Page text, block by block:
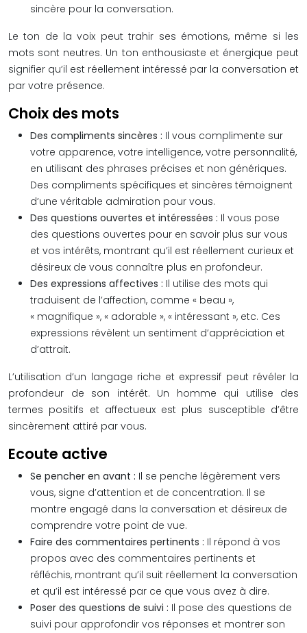
sincère pour la conversation.
Le ton de la voix peut trahir ses émotions, même si les
mots sont neutres. Un ton enthousiaste et énergique peut
signifier qu’il est réellement intéressé par la conversation et
par votre présence.
Choix des mots
Des compliments sincères : Il vous complimente sur
votre apparence, votre intelligence, votre personnalité,
en utilisant des phrases précises et non génériques.
Des compliments spécifiques et sincères témoignent
d’une véritable admiration pour vous.
Des questions ouvertes et intéressées : Il vous pose
des questions ouvertes pour en savoir plus sur vous
et vos intérêts, montrant qu’il est réellement curieux et
désireux de vous connaître plus en profondeur.
Des expressions affectives : Il utilise des mots qui
traduisent de l’affection, comme « beau »,
« magnifique », « adorable », « intéressant », etc. Ces
expressions révèlent un sentiment d’appréciation et
d’attrait.
L’utilisation d’un langage riche et expressif peut révéler la
profondeur de son intérêt. Un homme qui utilise des
termes positifs et affectueux est plus susceptible d’être
sincèrement attiré par vous.
Ecoute active
Se pencher en avant : Il se penche légèrement vers
vous, signe d’attention et de concentration. Il se
montre engagé dans la conversation et désireux de
comprendre votre point de vue.
Faire des commentaires pertinents : Il répond à vos
propos avec des commentaires pertinents et
réfléchis, montrant qu’il suit réellement la conversation
et qu’il est intéressé par ce que vous avez à dire.
Poser des questions de suivi : Il pose des questions de
suivi pour approfondir vos réponses et montrer son